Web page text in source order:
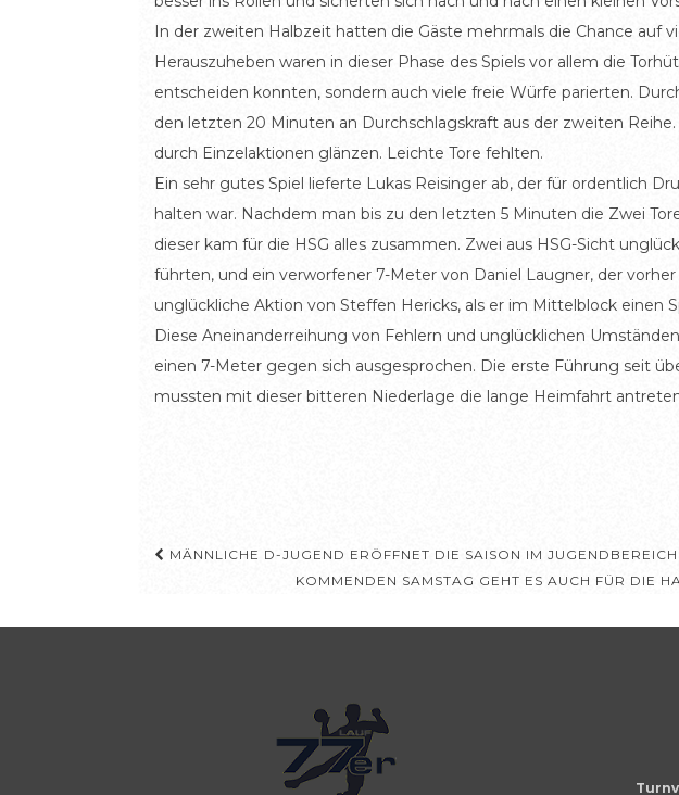
In der zweiten Halbzeit hatten die Gäste mehrmals die Chance auf
Herauszuheben waren in dieser Phase des Spiels vor allem die
entscheiden konnten, sondern auch viele freie Würfe parierten.
den letzten 20 Minuten an Durchschlagskraft aus der zweiten
durch Einzelaktionen glänzen. Leichte Tore fehlten.
Ein sehr gutes Spiel lieferte Lukas Reisinger ab, der für ordentlich
halten war. Nachdem man bis zu den letzten 5 Minuten die Zwei
dieser kam für die HSG alles zusammen. Zwei aus HSG-Sicht
führten, und ein verworfener 7-Meter von Daniel Laugner, der
unglückliche Aktion von Steffen Hericks, als er im Mittelblock
Diese Aneinanderreihung von Fehlern und unglücklichen
einen 7-Meter gegen sich ausgesprochen. Die erste Führung seit
mussten mit dieser bitteren Niederlage die lange Heimfahrt
Beitragsnavigation
MÄNNLICHE D-JUGEND ERÖFFNET DIE SAISON IM
KOMMENDEN SAMSTAG GEHT ES AUCH FÜR DIE